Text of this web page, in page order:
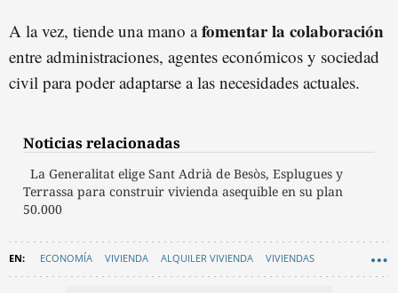
A la vez, tiende una mano afomentar la colaboración
entre administraciones, agentes económicos y sociedad
civil para poder adaptarse a las necesidades actuales.
Noticias relacionadas
La Generalitat elige Sant Adrià de Besòs, Esplugues y
Terrassa para construir vivienda asequible en su plan
50.000
ECONOMÍA VIVIENDA ALQUILER VIVIENDA VIVIENDAS